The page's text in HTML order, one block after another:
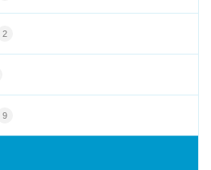
2
9